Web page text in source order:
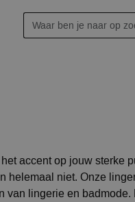
accent op jouw sterke
helemaal niet. Onze
lingerie en